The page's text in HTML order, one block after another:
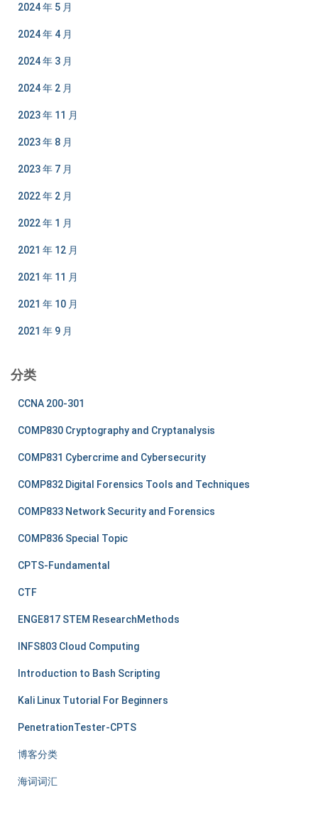
2024 年 5 月
2024 年 4 月
2024 年 3 月
2024 年 2 月
2023 年 11 月
2023 年 8 月
2023 年 7 月
2022 年 2 月
2022 年 1 月
2021 年 12 月
2021 年 11 月
2021 年 10 月
2021 年 9 月
分类
CCNA 200-301
COMP830 Cryptography and Cryptanalysis
COMP831 Cybercrime and Cybersecurity
COMP832 Digital Forensics Tools and Techniques
COMP833 Network Security and Forensics
COMP836 Special Topic
CPTS-Fundamental
CTF
ENGE817 STEM ResearchMethods
INFS803 Cloud Computing
Introduction to Bash Scripting
Kali Linux Tutorial For Beginners
PenetrationTester-CPTS
博客分类
海词词汇